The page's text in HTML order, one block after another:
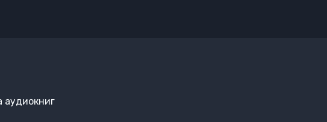
аудиокниг